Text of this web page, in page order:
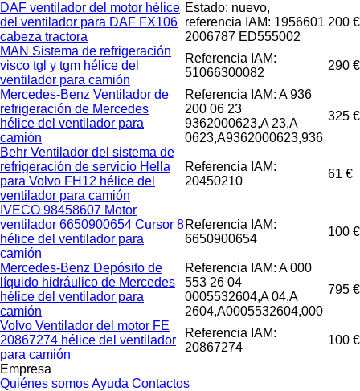
DAF ventilador del motor hélice
del ventilador para DAF FX106
cabeza tractora
Estado: nuevo,
referencia IAM: 1956601
2006787 ED555002
200 €
MAN Sistema de refrigeración
visco tgl y tgm hélice del
ventilador para camión
Referencia IAM:
51066300082
290 €
Mercedes-Benz Ventilador de
refrigeración de Mercedes
hélice del ventilador para
camión
Referencia IAM: A 936
200 06 23
9362000623,A 23,A
0623,A9362000623,936
325 €
Behr Ventilador del sistema de
refrigeración de servicio Hella
para Volvo FH12 hélice del
ventilador para camión
Referencia IAM:
20450210
61 €
IVECO 98458607 Motor
ventilador 6650900654 Cursor 8
hélice del ventilador para
camión
Referencia IAM:
6650900654
100 €
Mercedes-Benz Depósito de
líquido hidráulico de Mercedes
hélice del ventilador para
camión
Referencia IAM: A 000
553 26 04
0005532604,A 04,A
2604,A0005532604,000
795 €
Volvo Ventilador del motor FE
20867274 hélice del ventilador
para camión
Referencia IAM:
20867274
100 €
Empresa
Quiénes somosAyuda Contactos